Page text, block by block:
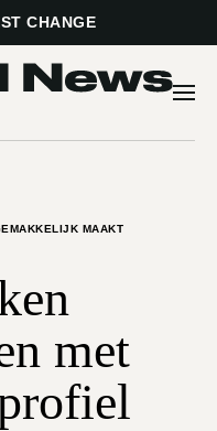
CHANGE
MAAKT
met